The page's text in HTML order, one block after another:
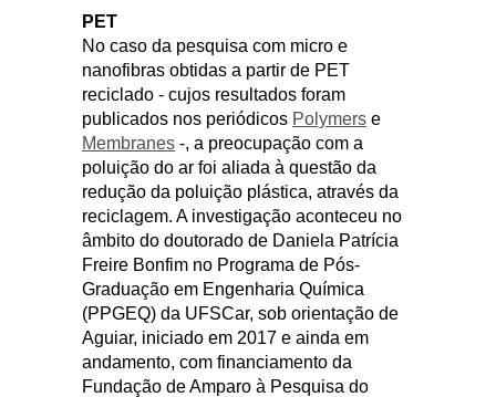
PET
No caso da pesquisa com micro e
nanofibras obtidas a partir de PET
reciclado - cujos resultados foram
publicados nos periódicos Polymers e
Membranes -, a preocupação com a
poluição do ar foi aliada à questão da
redução da poluição plástica, através da
reciclagem. A investigação aconteceu no
âmbito do doutorado de Daniela Patrícia
Freire Bonfim no Programa de Pós-
Graduação em Engenharia Química
(PPGEQ) da UFSCar, sob orientação de
Aguiar, iniciado em 2017 e ainda em
andamento, com financiamento da
Fundação de Amparo à Pesquisa do